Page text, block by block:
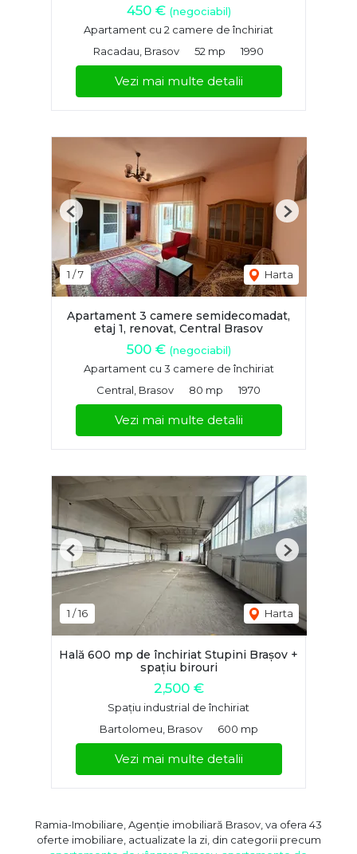
450 € (negociabil)
Apartament cu 2 camere de închiriat
Racadau, Brasov
52 mp 1990
Vezi mai multe detalii
1 /7 Harta
Previous Next
Apartament 3 camere semidecomadat,
etaj 1, renovat, Central Brasov
500 € (negociabil)
Apartament cu 3 camere de închiriat
Central, Brasov
80 mp 1970
Vezi mai multe detalii
1 /16 Harta
Previous Next
Hală 600 mp de închiriat Stupini Brașov +
spațiu birouri
2,500 €
Spațiu industrial de închiriat
Bartolomeu, Brasov
600 mp
Vezi mai multe detalii
Ramia-Imobiliare, Agenție imobiliară Brasov, va ofera 43
oferte imobiliare, actualizate la zi, din categorii precum